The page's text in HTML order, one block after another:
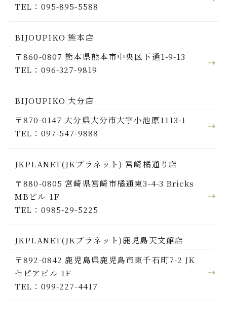
TEL：095-895-5588
BIJOUPIKO 熊本店
〒860-0807 熊本県熊本市中央区下通1-9-13
TEL：096-327-9819
BIJOUPIKO 大分店
〒870-0147 大分県大分市大字小池原1113-1
TEL：097-547-9888
JKPLANET(JKプラネット) 宮崎橘通り店
〒880-0805 宮崎県宮崎市橘通東3-4-3 Bricks
MBビル 1F
TEL：0985-29-5225
JKPLANET(JKプラネット)鹿児島天文館店
〒892-0842 鹿児島県鹿児島市東千石町7-2 JK
セピアビル 1F
TEL：099-227-4417